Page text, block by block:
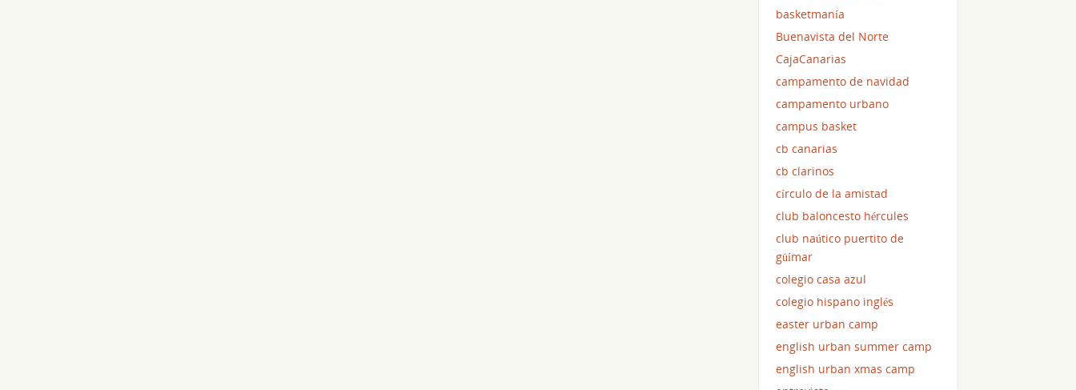
basketmanía
Buenavista del Norte
CajaCanarias
campamento de navidad
campamento urbano
campus basket
cb canarias
cb clarinos
círculo de la amistad
club baloncesto hércules
club naútico puertito de
güímar
colegio casa azul
colegio hispano inglés
easter urban camp
english urban summer camp
english urban xmas camp